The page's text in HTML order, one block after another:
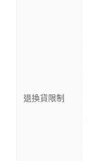
退換貨限制